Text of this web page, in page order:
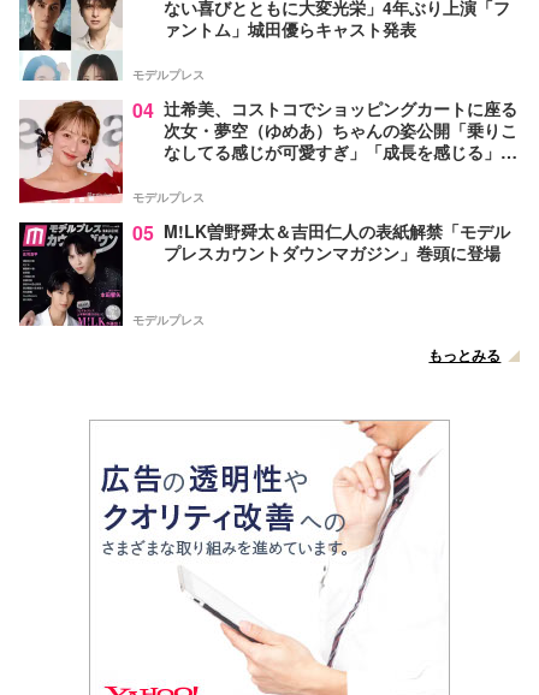
ない喜びとともに大変光栄」4年ぶり上演「フ
ァントム」城田優らキャスト発表
モデルプレス
04 辻希美、コストコでショッピングカートに座る
次女・夢空（ゆめあ）ちゃんの姿公開「乗りこ
なしてる感じが可愛すぎ」「成長を感じる」の
モデルプレス
05 M!LK曽野舜太＆吉田仁人の表紙解禁「モデル
プレスカウントダウンマガジン」巻頭に登場
モデルプレス
もっとみる